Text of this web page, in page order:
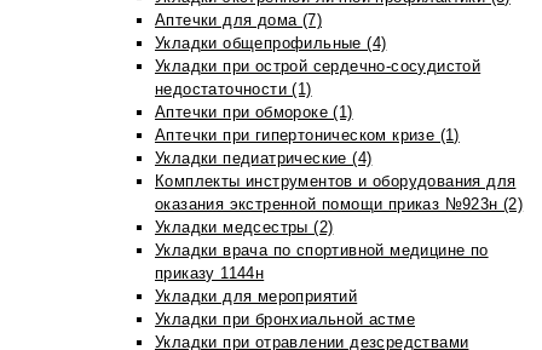
Аптечки для дома (7)
Укладки общепрофильные (4)
Укладки при острой сердечно-сосудистой
недостаточности (1)
Аптечки при обмороке (1)
Аптечки при гипертоническом кризе (1)
Укладки педиатрические (4)
Комплекты инструментов и оборудования для
оказания экстренной помощи приказ №923н (2)
Укладки медсестры (2)
Укладки врача по спортивной медицине по
приказу 1144н
Укладки для мероприятий
Укладки при бронхиальной астме
Укладки при отравлении дезсредствами